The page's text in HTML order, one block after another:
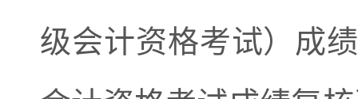
级会计资格考试）成